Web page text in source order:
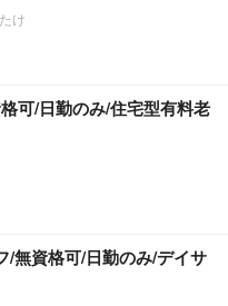
け
可/日勤のみ/住宅型有料老
/無資格可/日勤のみ/デイサ